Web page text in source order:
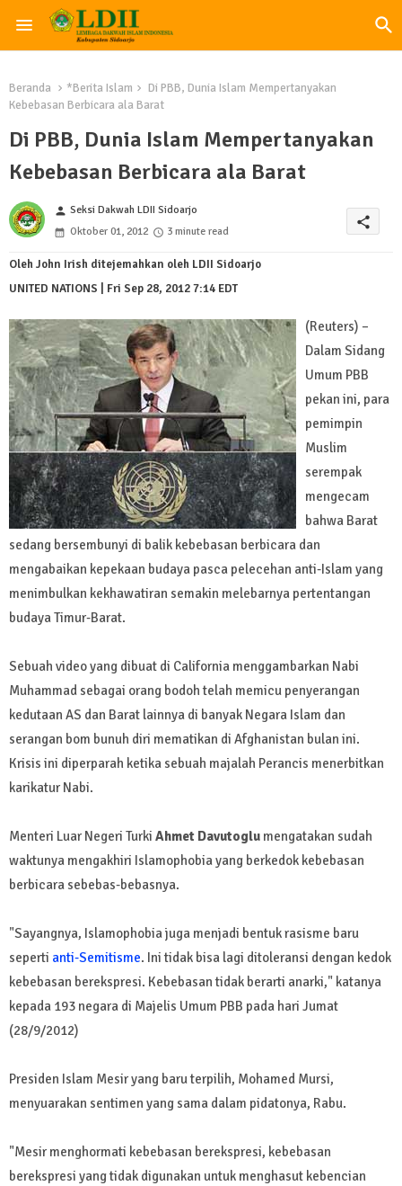
Beranda *Berita Islam
Di PBB, Dunia Islam Mempertanyakan
Kebebasan Berbicara ala Barat
Di PBB, Dunia Islam Mempertanyakan
Kebebasan Berbicara ala Barat
person Seksi Dakwah LDII Sidoarjo
Oktober 01, 2012
3 minute read
share
Oleh John Irish ditejemahkan oleh LDII Sidoarjo
UNITED NATIONS | Fri Sep 28, 2012 7:14 EDT
(Reuters) –
Dalam Sidang
Umum PBB
pekan ini, para
pemimpin
Muslim
serempak
mengecam
bahwa Barat
sedang bersembunyi di balik kebebasan berbicara dan
mengabaikan kepekaan budaya pasca pelecehan anti-Islam yang
menimbulkan kekhawatiran semakin melebarnya pertentangan
budaya Timur-Barat.
Sebuah video yang dibuat di California menggambarkan Nabi
Muhammad sebagai orang bodoh telah memicu penyerangan
kedutaan AS dan Barat lainnya di banyak Negara Islam dan
serangan bom bunuh diri mematikan di Afghanistan bulan ini.
Krisis ini diperparah ketika sebuah majalah Perancis menerbitkan
karikatur Nabi.
Menteri Luar Negeri Turki Ahmet Davutoglu mengatakan sudah
waktunya mengakhiri Islamophobia yang berkedok kebebasan
berbicara sebebas-bebasnya.
"Sayangnya, Islamophobia juga menjadi bentuk rasisme baru
seperti anti-Semitisme. Ini tidak bisa lagi ditoleransi dengan kedok
kebebasan berekspresi. Kebebasan tidak berarti anarki," katanya
kepada 193 negara di Majelis Umum PBB pada hari Jumat
(28/9/2012)
Presiden Islam Mesir yang baru terpilih, Mohamed Mursi,
menyuarakan sentimen yang sama dalam pidatonya, Rabu.
"Mesir menghormati kebebasan berekspresi, kebebasan
berekspresi yang tidak digunakan untuk menghasut kebencian